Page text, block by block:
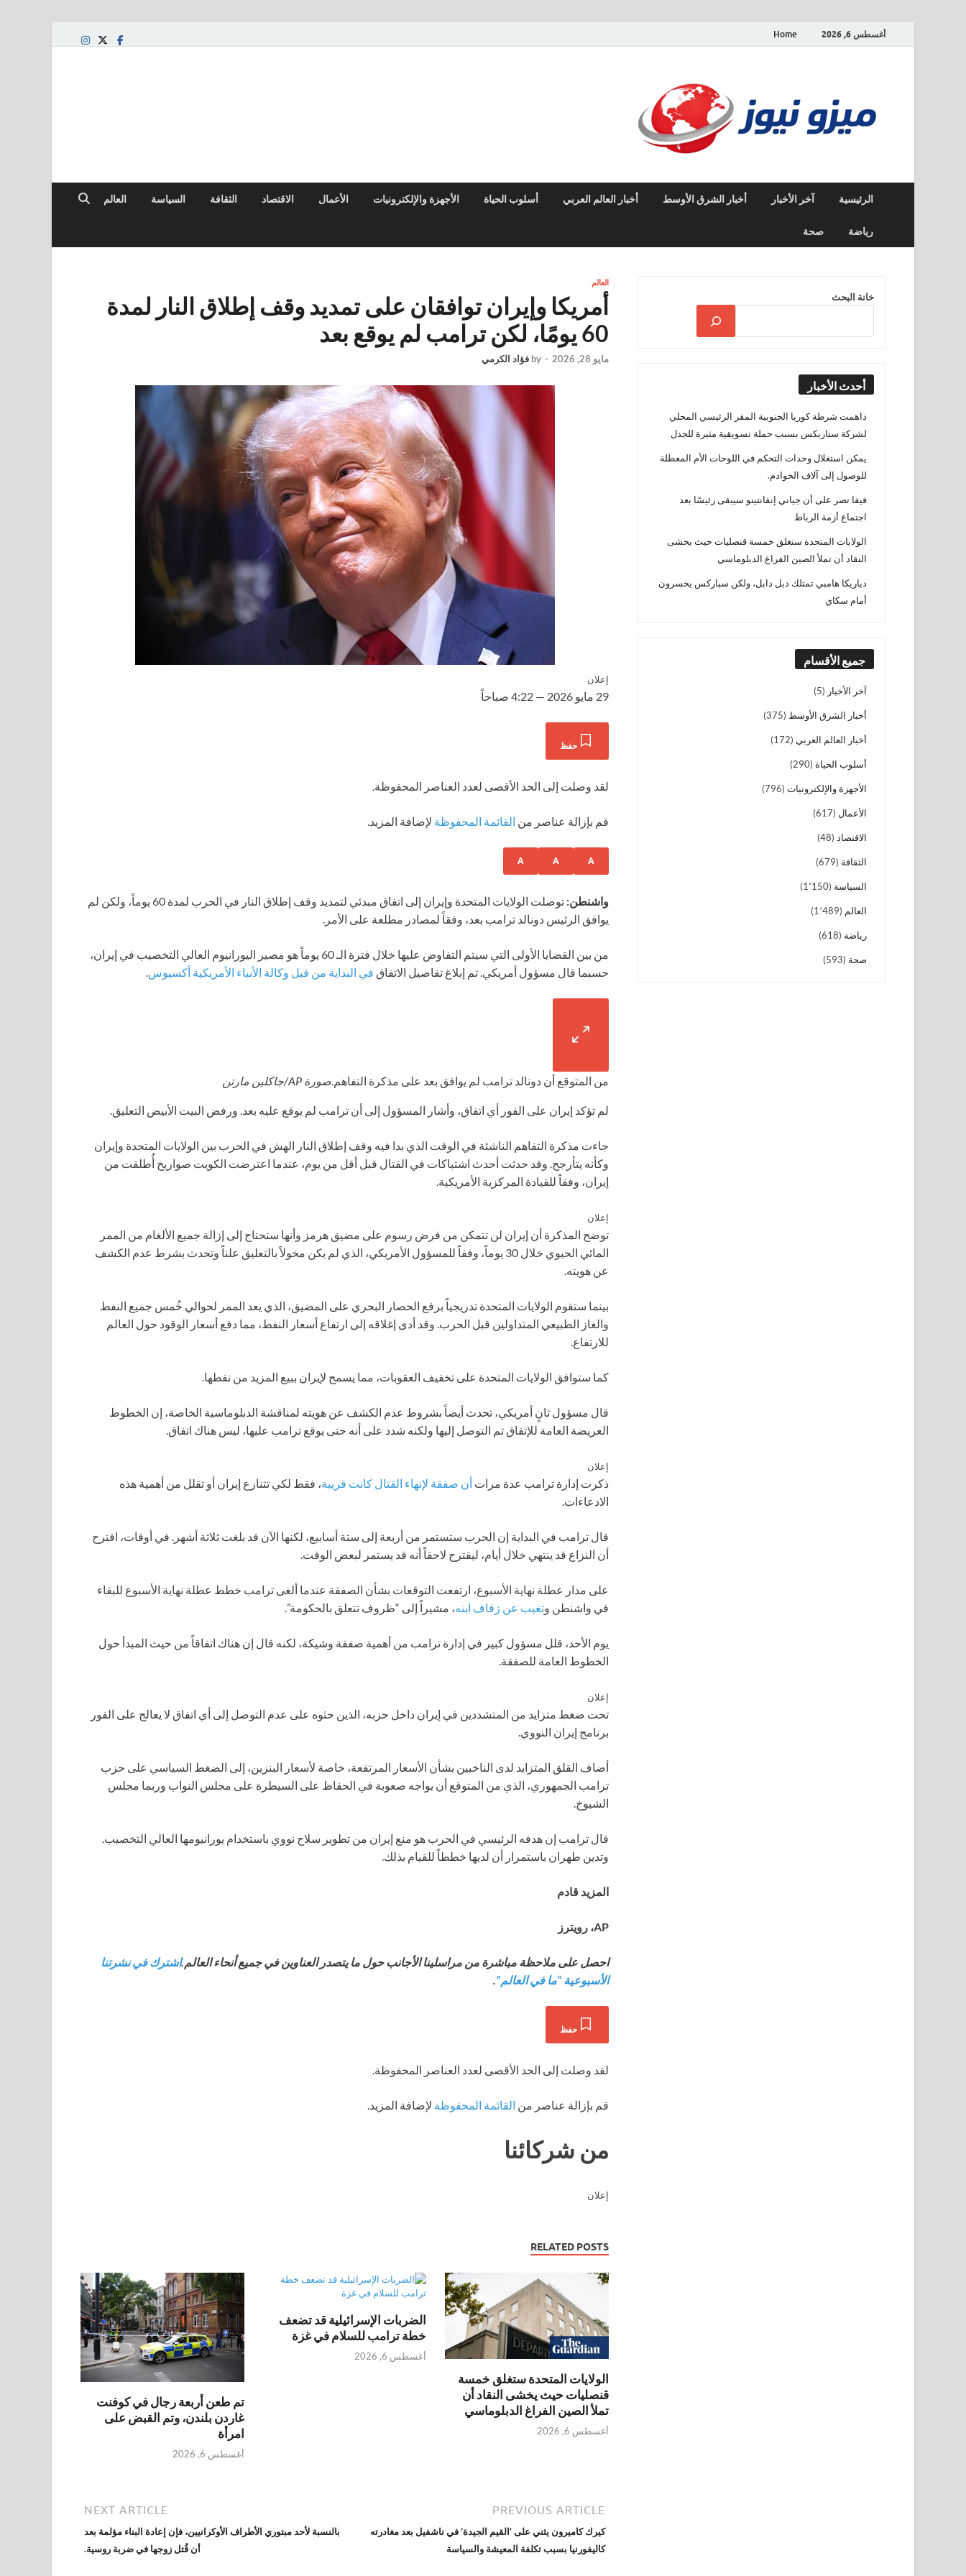
أغسطس 6, 2026 Home
الرئيسية آخر الأخبار أخبار الشرق الأوسط أخبار العالم العربي أسلوب الحياة الأجهزة والإلكترونيات الأعمال الاقتصاد الثقافة السياسة العالم
رياضة صحة
العالم
أمريكا وإيران توافقان على تمديد وقف إطلاق النار لمدة
60 يومًا، لكن ترامب لم يوقع بعد
مايو 28, 2026 -
by فؤاد الكرمي
إعلان
29 مايو 2026 — 4:22 صباحاً
حفظ
لقد وصلت إلى الحد الأقصى لعدد العناصر المحفوظة.
قم بإزالة عناصر من القائمة المحفوظة لإضافة المزيد.
A
A
A
واشنطن:
توصلت الولايات المتحدة وإيران إلى اتفاق مبدئي لتمديد وقف إطلاق النار في الحرب لمدة 60 يوماً، ولكن لم
يوافق الرئيس دونالد ترامب بعد، وفقاً لمصادر مطلعة على الأمر.
من بين القضايا الأولى التي سيتم التفاوض عليها خلال فترة الـ 60 يوماً هو مصير اليورانيوم العالي التخصيب في إيران،
حسبما قال مسؤول أمريكي. تم إبلاغ تفاصيل الاتفاق في البداية من قبل وكالة الأنباء الأمريكية أكسيوس.
من المتوقع أن دونالد ترامب لم يوافق بعد على مذكرة التفاهم.صورة AP/جاكلين مارتن
لم تؤكد إيران على الفور أي اتفاق، وأشار المسؤول إلى أن ترامب لم يوقع عليه بعد. ورفض البيت الأبيض التعليق.
جاءت مذكرة التفاهم الناشئة في الوقت الذي بدا فيه وقف إطلاق النار الهش في الحرب بين الولايات المتحدة وإيران
وكأنه يتأرجح. وقد حدثت أحدث اشتباكات في القتال قبل أقل من يوم، عندما اعترضت الكويت صواريخ أُطلقت من
إيران، وفقاً للقيادة المركزية الأمريكية.
إعلان
توضح المذكرة أن إيران لن تتمكن من فرض رسوم على مضيق هرمز وأنها ستحتاج إلى إزالة جميع الألغام من الممر
المائي الحيوي خلال 30 يوماً، وفقاً للمسؤول الأمريكي، الذي لم يكن مخولاً بالتعليق علناً وتحدث بشرط عدم الكشف
عن هويته.
بينما ستقوم الولايات المتحدة تدريجياً برفع الحصار البحري على المضيق، الذي يعد الممر لحوالي خُمس جميع النفط
والغاز الطبيعي المتداولين قبل الحرب. وقد أدى إغلاقه إلى ارتفاع أسعار النفط، مما دفع أسعار الوقود حول العالم
للارتفاع.
كما ستوافق الولايات المتحدة على تخفيف العقوبات، مما يسمح لإيران ببيع المزيد من نفطها.
قال مسؤول ثانٍ أمريكي، تحدث أيضاً بشروط عدم الكشف عن هويته لمناقشة الدبلوماسية الخاصة، إن الخطوط
العريضة العامة للإتفاق تم التوصل إليها ولكنه شدد على أنه حتى يوقع ترامب عليها، ليس هناك اتفاق.
إعلان
ذكرت إدارة ترامب عدة مرات أن صفقة لإنهاء القتال كانت قريبة، فقط لكي تتنازع إيران أو تقلل من أهمية هذه
الادعاءات.
قال ترامب في البداية إن الحرب ستستمر من أربعة إلى ستة أسابيع، لكنها الآن قد بلغت ثلاثة أشهر. في أوقات، اقترح
أن النزاع قد ينتهي خلال أيام، ليقترح لاحقاً أنه قد يستمر لبعض الوقت.
على مدار عطلة نهاية الأسبوع، ارتفعت التوقعات بشأن الصفقة عندما ألغى ترامب خطط عطلة نهاية الأسبوع للبقاء
في واشنطن وتغيب عن زفاف ابنه، مشيراً إلى “ظروف تتعلق بالحكومة”.
يوم الأحد، قلل مسؤول كبير في إدارة ترامب من أهمية صفقة وشيكة، لكنه قال إن هناك اتفاقاً من حيث المبدأ حول
الخطوط العامة للصفقة.
إعلان
تحت ضغط متزايد من المتشددين في إيران داخل حزبه، الذين حثوه على عدم التوصل إلى أي اتفاق لا يعالج على الفور
برنامج إيران النووي.
أضاف القلق المتزايد لدى الناخبين بشأن الأسعار المرتفعة، خاصة لأسعار البنزين، إلى الضغط السياسي على حزب
ترامب الجمهوري، الذي من المتوقع أن يواجه صعوبة في الحفاظ على السيطرة على مجلس النواب وربما مجلس
الشيوخ.
قال ترامب إن هدفه الرئيسي في الحرب هو منع إيران من تطوير سلاح نووي باستخدام يورانيومها العالي التخصيب.
وتدين طهران باستمرار أن لديها خططاً للقيام بذلك.
المزيد قادم
AP، رويترز
احصل على ملاحظة مباشرة من مراسلينا الأجانبحول ما يتصدر العناوين في جميع أنحاء العالم.اشترك في نشرتنا
الأسبوعية “ما في العالم”.
حفظ
لقد وصلت إلى الحد الأقصى لعدد العناصر المحفوظة.
قم بإزالة عناصر من القائمة المحفوظة لإضافة المزيد.
من شركائنا
إعلان
RELATED POSTS
الولايات المتحدة ستغلق خمسة
قنصليات حيث يخشى النقاد أن
تملأ الصين الفراغ الدبلوماسي
أغسطس 6, 2026
الضربات الإسرائيلية قد تضعف
خطة ترامب للسلام في غزة
أغسطس 6, 2026
تم طعن أربعة رجال في كوفنت
غاردن بلندن، وتم القبض على
امرأة
أغسطس 6, 2026
PREVIOUS ARTICLE
كيرك كاميرون يثني على ‘القيم الجيدة’ في ناشفيل بعد مغادرته
كاليفورنيا بسبب تكلفة المعيشة والسياسة
NEXT ARTICLE
بالنسبة لأحد مبتوري الأطراف الأوكرانيين، فإن إعادة البناء مؤلمة بعد
أن قُتل زوجها في ضربة روسية.
خانة البحث
أحدث الأخبار
داهمت شرطة كوريا الجنوبية المقر الرئيسي المحلي
لشركة ستاربكس بسبب حملة تسويقية مثيرة للجدل
يمكن استغلال وحدات التحكم في اللوحات الأم المعطلة
للوصول إلى آلاف الخوادم.
فيفا تصر على أن جياني إنفانتينو سيبقى رئيسًا بعد
اجتماع أزمة الرباط
الولايات المتحدة ستغلق خمسة قنصليات حيث يخشى
النقاد أن تملأ الصين الفراغ الدبلوماسي
دياريكا هامبي تمتلك دبل دابل، ولكن سباركس يخسرون
أمام سكاي
جميع الأقسام
آخر الأخبار (5)
أخبار الشرق الأوسط (375)
أخبار العالم العربي (172)
أسلوب الحياة (290)
الأجهزة والإلكترونيات (796)
الأعمال (617)
الاقتصاد (48)
الثقافة (679)
السياسة (1٬150)
العالم (1٬489)
رياضة (618)
صحة (593)